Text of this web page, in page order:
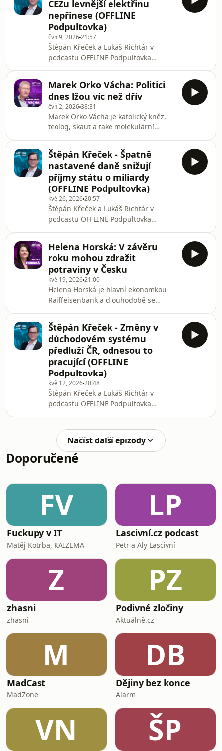
minulosti působil jako člen Národní
ekonomické rady vlády (NERV) a
zastával řadu manažerských i
poradenských pozic v soukromém i
veřejném sektoru. Pravidelně
komentuje ekonomické dění v médiích
a publikuje odborné i popularizační
texty za
ČEZu levnější elektřinu
nepřinese (OFFLINE
Podpultovka)
čvn 9, 202621:57
Štěpán Křeček a Lukáš Richtár v
podcastu OFFLINE Podpultovka
budoucnosti společnosti ČEZ a debatě
o jejím možném zestátnění. Diskutují
výsledky valné hromady, otázku
výkupu minoritních akcionářů, možné
přínosy i rizika tohoto kroku a
hodnotu společnosti z pohledu státu i
investorů. Věnují se také tomu, zda by
případné zestátnění mo
Marek Orko Vácha: Politici
dnes lžou víc než dřív
čvn 2, 202638:31
Marek Orko Vácha je katolický kněz,
teolog, skaut a také molekulární
evoluční biologie, lékařské a
environmentální etiky. Slouží jako
farář lechovické farnosti a od října
2007 také jako farní vikář – kaplan,
Římskokatolické akademické farnosti
při kostele Nejsvětějšího Salvátora. Na
akademické půdě působí ve funkci
přednosty Ústavu etiky a humanitních
studií 3. lé
Štěpán Křeček - Špatně
nastavené daně snižují
příjmy státu o miliardy
(OFFLINE Podpultovka)
kvě 26, 202620:57
Štěpán Křeček a Lukáš Richtár v
podcastu OFFLINE Podpultovka
spotřební dani u tabákových a
nikotinových výrobků v Česku a studii,
jejímž autorem je Štěpán Křeček.
Diskutují o tom, o jaké příjmy stát
kvůli současnému nastavení přichází,
jak funguje trh s nikotinovými
produkty a jaké změny by mohly
systém zefektivnit. Následně se zam
Helena Horská: V závěru
roku mohou zdražit
potraviny v Česku
kvě 19, 202621:00
Helena Horská je hlavní ekonomkou
Raiffeisenbank a dlouhodobě se
politice a vývoji české i světové
ekonomiky. Patří mezi nejznámější
české ekonomické analytičky a
pravidelně komentuje aktuální
ekonomická témata v médiích i na
odborných konferencích. Ve své práci
se zaměřuje zejména na veřejné
finance, inflaci, hospodářský růst a
dopady ekonomických změn na
českou spole
Štěpán Křeček - Změny v
důchodovém systému
předluží ČR, odnesou to
pracující (OFFLINE
Podpultovka)
kvě 12, 202620:48
Štěpán Křeček a Lukáš Richtár v
podcastu OFFLINE Podpultovka
důchodovému systému v Česku, jeho
stabilitě a připravovaným změnám,
které mají ovlivnit budoucí generace.
Diskutují také o možnostech zajištění
tom, jaký vývoj lze očekávat v oblasti
důchodů v dalších letech. Následně
se zaměřují na dop
Načíst další epizody
Doporučené
FV
Fuckupy v IT
Matěj Kotrba, KAIZEMA
LP
Lascivní.cz podcast
Petr a Aly Lascivní
Z
zhasni
zhasni
PZ
Podivné zločiny
Aktuálně.cz
M
MadCast
MadZone
DB
Dějiny bez konce
Alarm
VN ŠP